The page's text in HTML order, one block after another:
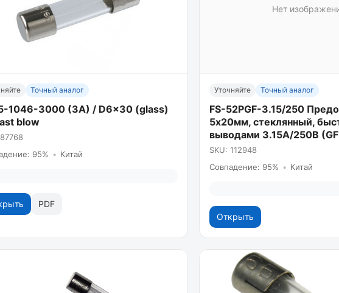
Точный аналог
1046-3000 (3A) / D6x30 (glass)
blow
95% • Китай
PDF
Нет
Уточняйте Точный аналог
FS-52PGF-3.15/250
5х20мм, стеклянный,
выводами 3.15А/250В
SKU: 112948
Совпадение: 95% • Китай
Открыть